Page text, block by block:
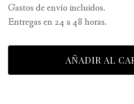
Gastos de envío incluidos.
Entregas en 24 a 48 horas.
AÑADIR AL